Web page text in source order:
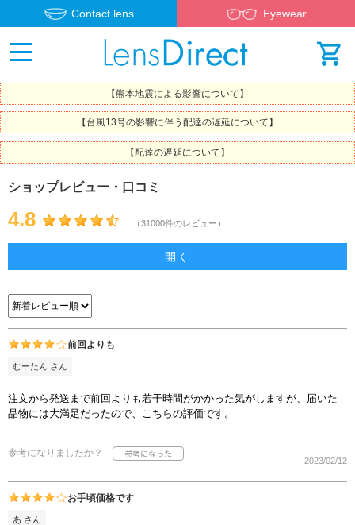
Contact lens Eyewear
【熊本地震による影響について】
【台風13号の影響に伴う配達の遅延について】
【配達の遅延について】
ショップレビュー・口コミ
4.8 （31000件のレビュー）
開く
前回よりも
むーたん さん
注文から発送まで前回よりも若干時間がかかった気がしますが、届いた
品物には大満足だったので、こちらの評価です。
参考になりましたか？
2023/02/12
お手頃価格です
あ さん